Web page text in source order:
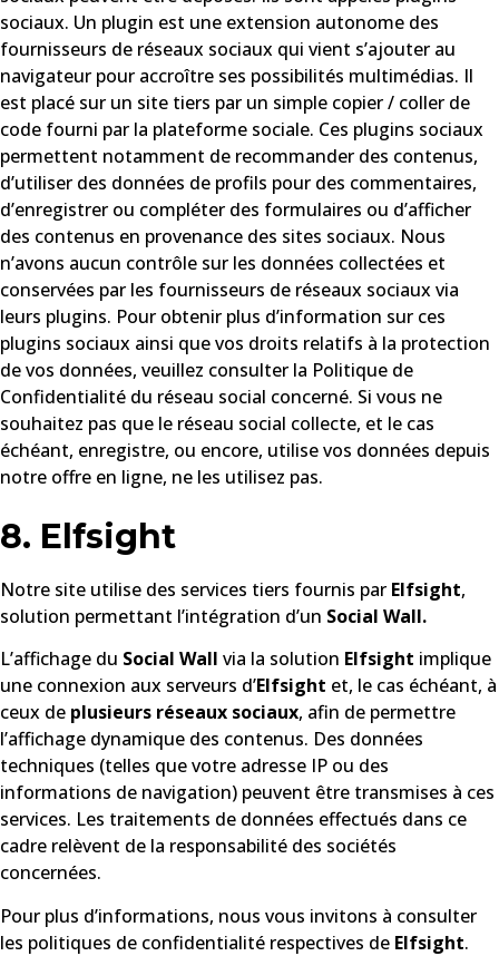
sociaux. Un plugin est une extension autonome des
fournisseurs de réseaux sociaux qui vient s’ajouter au
navigateur pour accroître ses possibilités multimédias. Il
est placé sur un site tiers par un simple copier / coller de
code fourni par la plateforme sociale. Ces plugins sociaux
permettent notamment de recommander des contenus,
d’utiliser des données de profils pour des commentaires,
d’enregistrer ou compléter des formulaires ou d’afficher
des contenus en provenance des sites sociaux. Nous
n’avons aucun contrôle sur les données collectées et
conservées par les fournisseurs de réseaux sociaux via
leurs plugins. Pour obtenir plus d’information sur ces
plugins sociaux ainsi que vos droits relatifs à la protection
de vos données, veuillez consulter la Politique de
Confidentialité du réseau social concerné. Si vous ne
souhaitez pas que le réseau social collecte, et le cas
échéant, enregistre, ou encore, utilise vos données depuis
notre offre en ligne, ne les utilisez pas.
8. Elfsight
Notre site utilise des services tiers fournis par Elfsight,
solution permettant l’intégration d’un Social Wall.
L’affichage du Social Wall via la solution Elfsight implique
une connexion aux serveurs d’Elfsight et, le cas échéant, à
ceux de plusieurs réseaux sociaux, afin de permettre
l’affichage dynamique des contenus. Des données
techniques (telles que votre adresse IP ou des
informations de navigation) peuvent être transmises à ces
services. Les traitements de données effectués dans ce
cadre relèvent de la responsabilité des sociétés
concernées.
Pour plus d’informations, nous vous invitons à consulter
les politiques de confidentialité respectives de Elfsight.